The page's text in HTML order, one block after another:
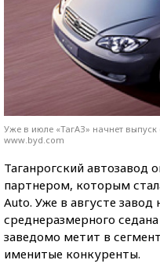
Уже в июле «ТагАЗ» начнет выпуск
www.byd.com
Таганрогский автозавод
партнером, которым
Auto. Уже в августе завод
среднеразмерного
заведомо метит в
именитые конкуренты.